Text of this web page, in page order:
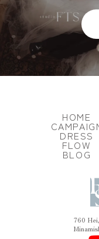
HOME
DRESS
FLOW
BLOG
760